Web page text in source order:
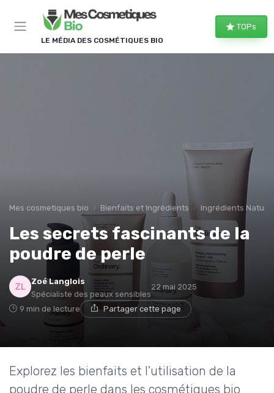
LE MÉDIA DES COSMÉTIQUES BIO
TOPs
Mes cosmetiques bio Bienfaits et Ingrédients Ingrédients
Les secrets fascinants de la
poudre de perle
Zoé Langlois
Spécialiste des peaux sensibles
22 mai 2025
9 min de lecture Partager cette page
Explorez les bienfaits et l'utilisation de la
poudre de perle dans les cosmétiques bio
Panneau de gestion des cookies